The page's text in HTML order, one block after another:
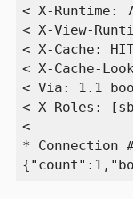
< X-Runtime:
< X-View-
< X-Cache:
< X-Cache-
< Via: 1.1
< X-Roles:
<
*